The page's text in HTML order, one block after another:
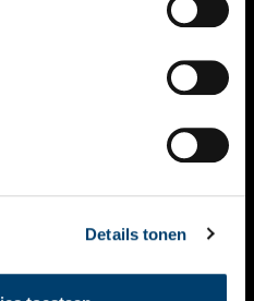
Details tonen